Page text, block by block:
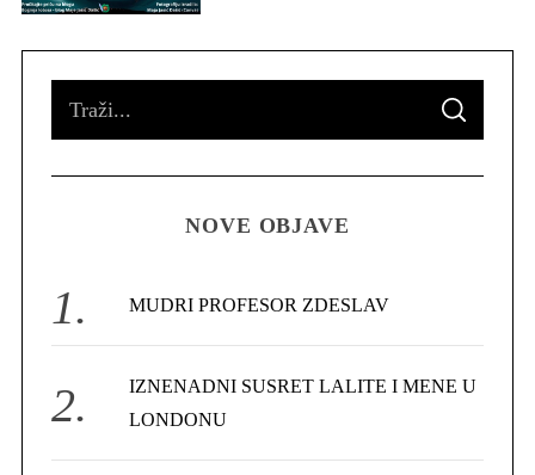
o
S
A
C
NOVE OBJAVE
MUDRI PROFESOR ZDESLAV
IZNENADNI SUSRET LALITE I MENE U
LONDONU